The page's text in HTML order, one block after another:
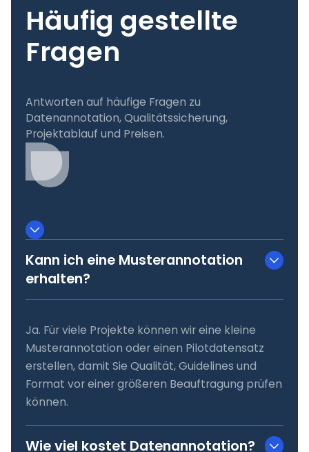
Häufig gestellte
Fragen
Antworten auf häufige Fragen zu
Datenannotation, Qualitätssicherung,
Projektablauf und Preisen.
Kann ich eine Musterannotation
erhalten?
Ja. Für viele Projekte können wir eine kleine
Musterannotation oder einen Pilotdatensatz
erstellen, damit Sie Qualität, Guidelines und
Format vor einer größeren Beauftragung prüfen
können.
Wie viel kostet Datenannotation?